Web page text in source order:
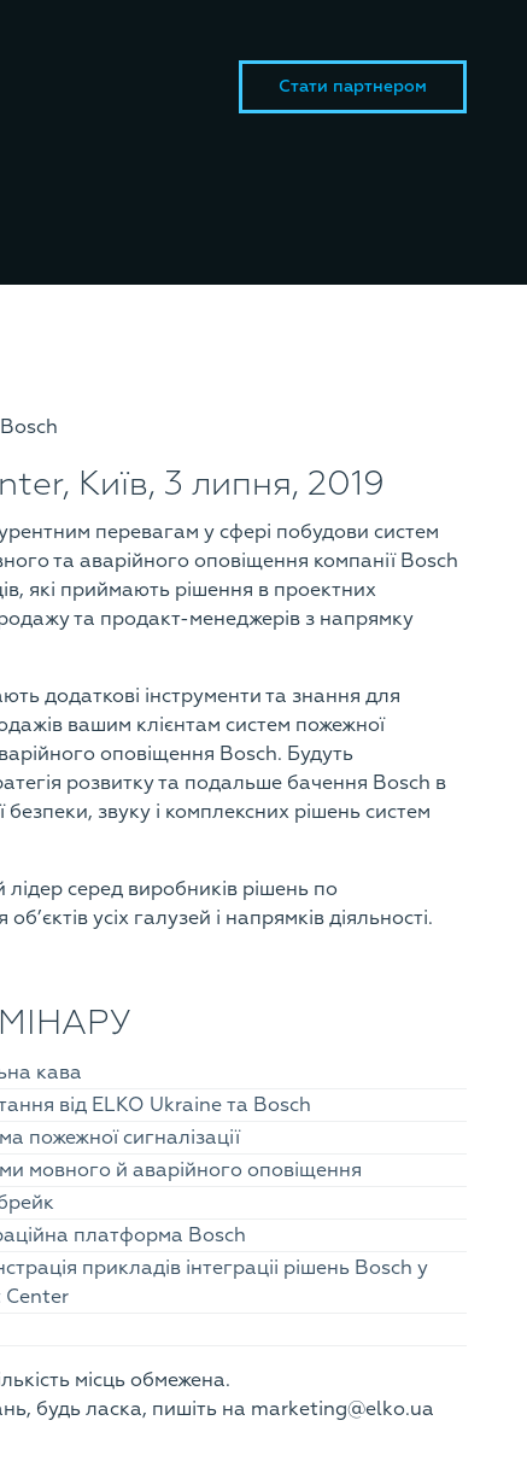
Стати партнером
Київ, 3 липня, 2019
перевагам у сфері побудови систем
та аварійного оповіщення компанії Bosch
які приймають рішення в проектних
та продакт-менеджерів з напрямку
додаткові інструменти та знання для
вашим клієнтам систем пожежної
оповіщення Bosch. Будуть
розвитку та подальше бачення Bosch в
звуку і комплексних рішень систем
серед виробників рішень по
усіх галузей і напрямків діяльності.
кава
від ELKO Ukraine та Bosch
пожежної сигналізації
мовного й аварійного оповіщення
платформа Bosch
прикладів інтеграціі рішень Bosch у
Center
місць обмежена.
будь ласка, пишіть на marketing@elko.ua